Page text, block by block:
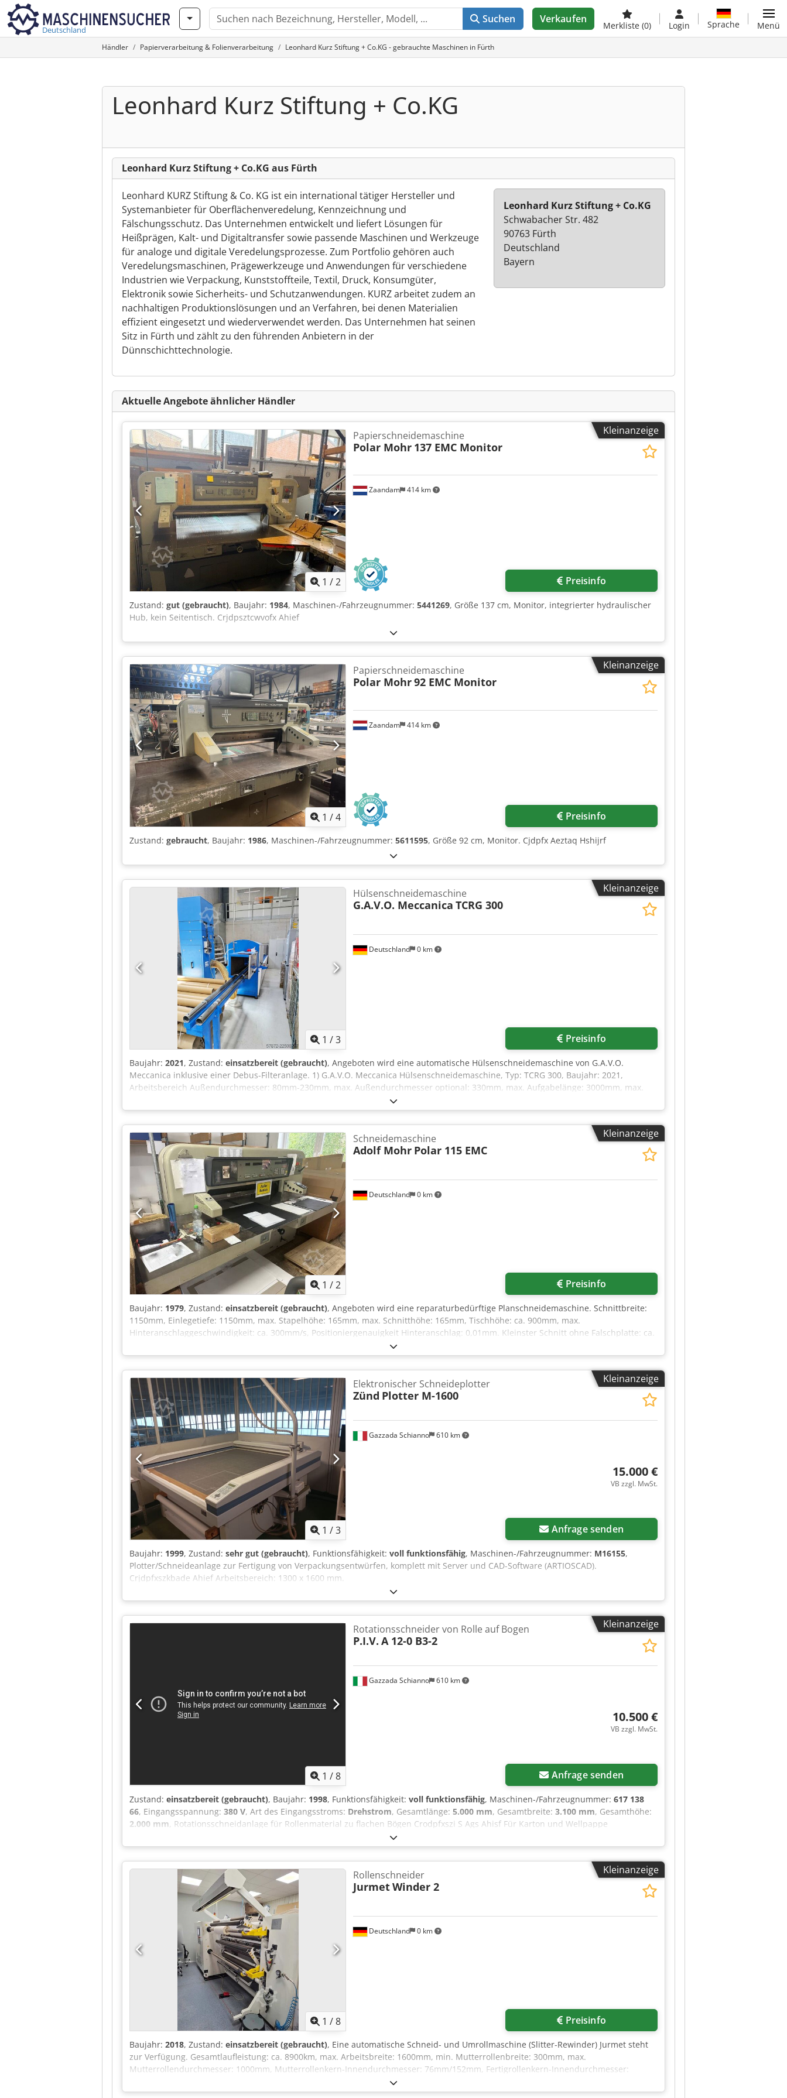
Deutschland
Suchen Verkaufen
Merkliste (0) Login Sprache Menü
Händler Papierverarbeitung & Folienverarbeitung Leonhard Kurz Stiftung + Co.KG - gebrauchte Maschinen in Fürth
Leonhard Kurz Stiftung + Co.KG
Leonhard Kurz Stiftung + Co.KG aus Fürth
Leonhard KURZ Stiftung & Co. KG ist ein international tätiger Hersteller und
Systemanbieter für Oberflächenveredelung, Kennzeichnung und
Fälschungsschutz. Das Unternehmen entwickelt und liefert Lösungen für
Heißprägen, Kalt- und Digitaltransfer sowie passende Maschinen und Werkzeuge
für analoge und digitale Veredelungsprozesse. Zum Portfolio gehören auch
Veredelungsmaschinen, Prägewerkzeuge und Anwendungen für verschiedene
Industrien wie Verpackung, Kunststoffteile, Textil, Druck, Konsumgüter,
Elektronik sowie Sicherheits- und Schutzanwendungen. KURZ arbeitet zudem an
nachhaltigen Produktionslösungen und an Verfahren, bei denen Materialien
effizient eingesetzt und wiederverwendet werden. Das Unternehmen hat seinen
Sitz in Fürth und zählt zu den führenden Anbietern in der
Dünnschichttechnologie.
Leonhard Kurz Stiftung + Co.KG
Schwabacher Str. 482
90763 Fürth
Deutschland
Bayern
Aktuelle Angebote ähnlicher Händler
Kleinanzeige
1 /2
Zaandam 414 km
Papierschneidemaschine
Polar Mohr 137 EMC Monitor
Preisinfo
Zustand: gut (gebraucht), Baujahr: 1984, Maschinen-/Fahrzeugnummer: 5441269, Größe 137 cm, Monitor, integrierter hydraulischer
Hub, kein Seitentisch. Crjdpsztcwvofx Ahief
Kleinanzeige
1 /4
Zaandam 414 km
Papierschneidemaschine
Polar Mohr92 EMC Monitor
Preisinfo
Zustand: gebraucht, Baujahr: 1986, Maschinen-/Fahrzeugnummer: 5611595, Größe 92 cm, Monitor. Cjdpfx Aeztaq Hshijrf
Kleinanzeige
1 /3
Deutschland 0 km
Hülsenschneidemaschine
G.A.V.O. Meccanica TCRG 300
Preisinfo
Baujahr: 2021, Zustand: einsatzbereit (gebraucht), Angeboten wird eine automatische Hülsenschneidemaschine von G.A.V.O.
Meccanica inklusive einer Debus-Filteranlage. 1) G.A.V.O. Meccanica Hülsenschneidemaschine, Typ: TCRG 300, Baujahr: 2021,
Arbeitsbereich Außendurchmesser: 80mm-230mm, max. Außendurchmesser optional: 330mm, max. Aufgabelänge: 3000mm, max.
Schnittlänge: 3000mm, min. Schnittlänge: 15mm, min. Wandstärke bei Papphülsen: ca. 4-5mm, min. Wandstärke bei
Kunststoffhülsen: ca. 2-3mm, Leistung: ca. 180-300 Schnitte/h, Steuerung: Siemens, Schnittlängentoleranz: +/-0,3mm. 2) Debus-
Filteranlage, Typ: DES DUS 1813, Baujahr: 2018, Saugleistung: 30m³/min. Dokumentation vorhanden. Besichtigung nach Absprache
möglich. Cedpfx Aszrzn Dshierf
Kleinanzeige
1 /2
Deutschland 0 km
Schneidemaschine
Adolf Mohr Polar 115 EMC
Preisinfo
Baujahr: 1979, Zustand: einsatzbereit (gebraucht), Angeboten wird eine reparaturbedürftige Planschneidemaschine. Schnittbreite:
1150mm, Einlegetiefe: 1150mm, max. Stapelhöhe: 165mm, max. Schnitthöhe: 165mm, Tischhöhe: ca. 900mm, max.
Hinteranschlaggeschwindigkeit: ca. 300mm/s, Positioniergenauigkeit Hinteranschlag: 0,01mm. Kleinster Schnitt ohne Falschplatte: ca.
25mm, kleinster Schnitt mit Falschplatte: ca. 90mm, Pressdruckbereich: ca. 150daN-4500daN, Sicherheitspressdruck: 30daN, max.
Messerhübe: ca. 45Hübe/min. Maschinendimensionen X/Y/Z: ca. 2600mm/2500mm/1650mm, Gewicht: ca. 3200kg. Die
Messeinrichtung ist fehlerhaft. Besichtigung nach Absprache möglich. Cjdpfxszklfke Ahijrf
Kleinanzeige
1 /3
Gazzada Schianno 610 km
Elektronischer Schneideplotter
Zünd Plotter M-1600
15.000 €
VB zzgl. MwSt.
Anfrage senden
Baujahr: 1999, Zustand: sehr gut (gebraucht), Funktionsfähigkeit: voll funktionsfähig, Maschinen-/Fahrzeugnummer: M16155,
Plotter/Schneideanlage zur Fertigung von Verpackungsentwürfen, komplett mit Server und CAD-Software (ARTIOSCAD).
Crjdpfxszkbade Ahief Arbeitsbereich: 1300 x 1600 mm.
Kleinanzeige
1 /8
Gazzada Schianno 610 km
Rotationsschneider von Rolle auf Bogen
P.I.V. A 12-0 B3-2
10.500 €
VB zzgl. MwSt.
Anfrage senden
Zustand: einsatzbereit (gebraucht), Baujahr: 1998, Funktionsfähigkeit: voll funktionsfähig, Maschinen-/Fahrzeugnummer: 617 138
66, Eingangsspannung: 380 V, Art des Eingangsstroms: Drehstrom, Gesamtlänge: 5.000 mm, Gesamtbreite: 3.100 mm, Gesamthöhe:
2.000 mm, Rotationsschneidanlage für Rollenmaterial zu flachen Bögen Crodpfxszi S Ags Ahisf Für Karton und Wellpappe
Schnittbreite von 700 bis 1500 mm Maximaler Rollendurchmesser 1500 mm
Kleinanzeige
1 /8
Deutschland 0 km
Rollenschneider
JurmetWinder 2
Preisinfo
Baujahr: 2018, Zustand: einsatzbereit (gebraucht), Eine automatische Schneid- und Umrollmaschine (Slitter-Rewinder) Jurmet steht
zur Verfügung. Gesamtlaufleistung: ca. 8900km, max. Arbeitsbreite: 1600mm, min. Mutterrollenbreite: 300mm, max.
Mutterrollendurchmesser: 1000mm, Mutterrollenkern-Innendurchmesser: 76mm/152mm, Fertigrollenkern-Innendurchmesser:
25,4mm/76mm, max. mechanische Geschwindigkeit: 500m/min, max. Bahnspannung: 153N, Messerpositioniergenauigkeit: +/-0,3mm,
Andruckwalzenbreite: 1600mm, max. Produktgewicht: 150g/m², max. Produktstärke: 220µm, Betriebsstunden: ca. 9850h.